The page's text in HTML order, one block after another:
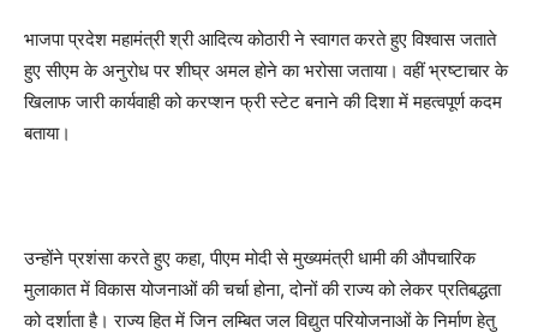
भाजपा प्रदेश महामंत्री श्री आदित्य कोठारी ने स्वागत करते हुए विश्वास जताते
हुए सीएम के अनुरोध पर शीघ्र अमल होने का भरोसा जताया। वहीं भ्रष्टाचार के
खिलाफ जारी कार्यवाही को करप्शन फ्री स्टेट बनाने की दिशा में महत्वपूर्ण कदम
बताया।
उन्होंने प्रशंसा करते हुए कहा, पीएम मोदी से मुख्यमंत्री धामी की औपचारिक
मुलाकात में विकास योजनाओं की चर्चा होना, दोनों की राज्य को लेकर प्रतिबद्धता
को दर्शाता है। राज्य हित में जिन लम्बित जल विद्युत परियोजनाओं के निर्माण हेतु